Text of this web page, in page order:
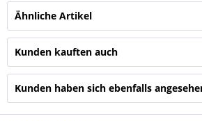
Ähnliche Artikel
Kunden kauften auch
Kunden haben sich ebenfalls